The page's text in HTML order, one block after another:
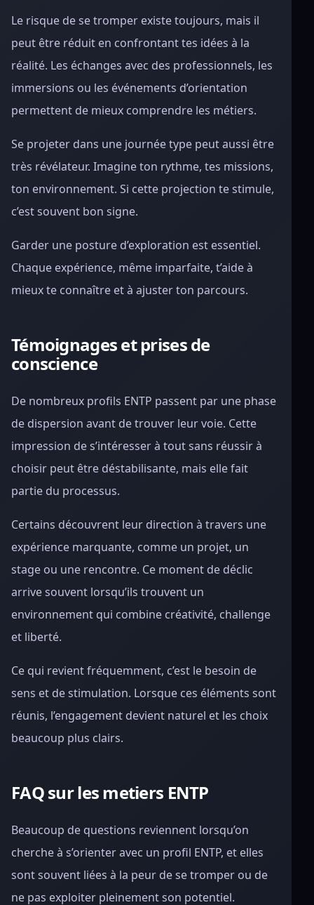
Le risque de se tromper existe toujours, mais il
peut être réduit en confrontant tes idées à la
réalité. Les échanges avec des professionnels, les
immersions ou les événements d’orientation
permettent de mieux comprendre les métiers.
Se projeter dans une journée type peut aussi être
très révélateur. Imagine ton rythme, tes missions,
ton environnement. Si cette projection te stimule,
c’est souvent bon signe.
Garder une posture d’exploration est essentiel.
Chaque expérience, même imparfaite, t’aide à
mieux te connaître et à ajuster ton parcours.
Témoignages et prises de
conscience
De nombreux profils ENTP passent par une phase
de dispersion avant de trouver leur voie. Cette
impression de s’intéresser à tout sans réussir à
choisir peut être déstabilisante, mais elle fait
partie du processus.
Certains découvrent leur direction à travers une
expérience marquante, comme un projet, un
stage ou une rencontre. Ce moment de déclic
arrive souvent lorsqu’ils trouvent un
environnement qui combine créativité, challenge
et liberté.
Ce qui revient fréquemment, c’est le besoin de
sens et de stimulation. Lorsque ces éléments sont
réunis, l’engagement devient naturel et les choix
beaucoup plus clairs.
FAQ sur les metiers ENTP
Beaucoup de questions reviennent lorsqu’on
cherche à s’orienter avec un profil ENTP, et elles
sont souvent liées à la peur de se tromper ou de
ne pas exploiter pleinement son potentiel.